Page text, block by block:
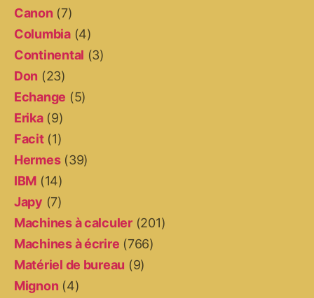
Canon (7)
Columbia(4)
Continental (3)
Don (23)
Echange (5)
Erika(9)
Facit(1)
Hermes(39)
IBM (14)
Japy (7)
Machines à calculer(201)
Machines à écrire (766)
Matériel de bureau (9)
Mignon (4)